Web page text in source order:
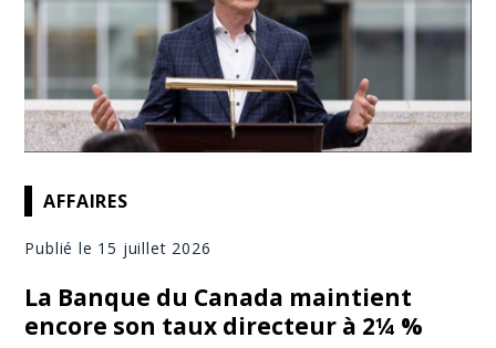
AFFAIRES
Publié le 15 juillet 2026
La Banque du Canada maintient
encore son taux directeur à 2¼ %